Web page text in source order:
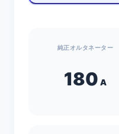
純正オルタネーター
180 A